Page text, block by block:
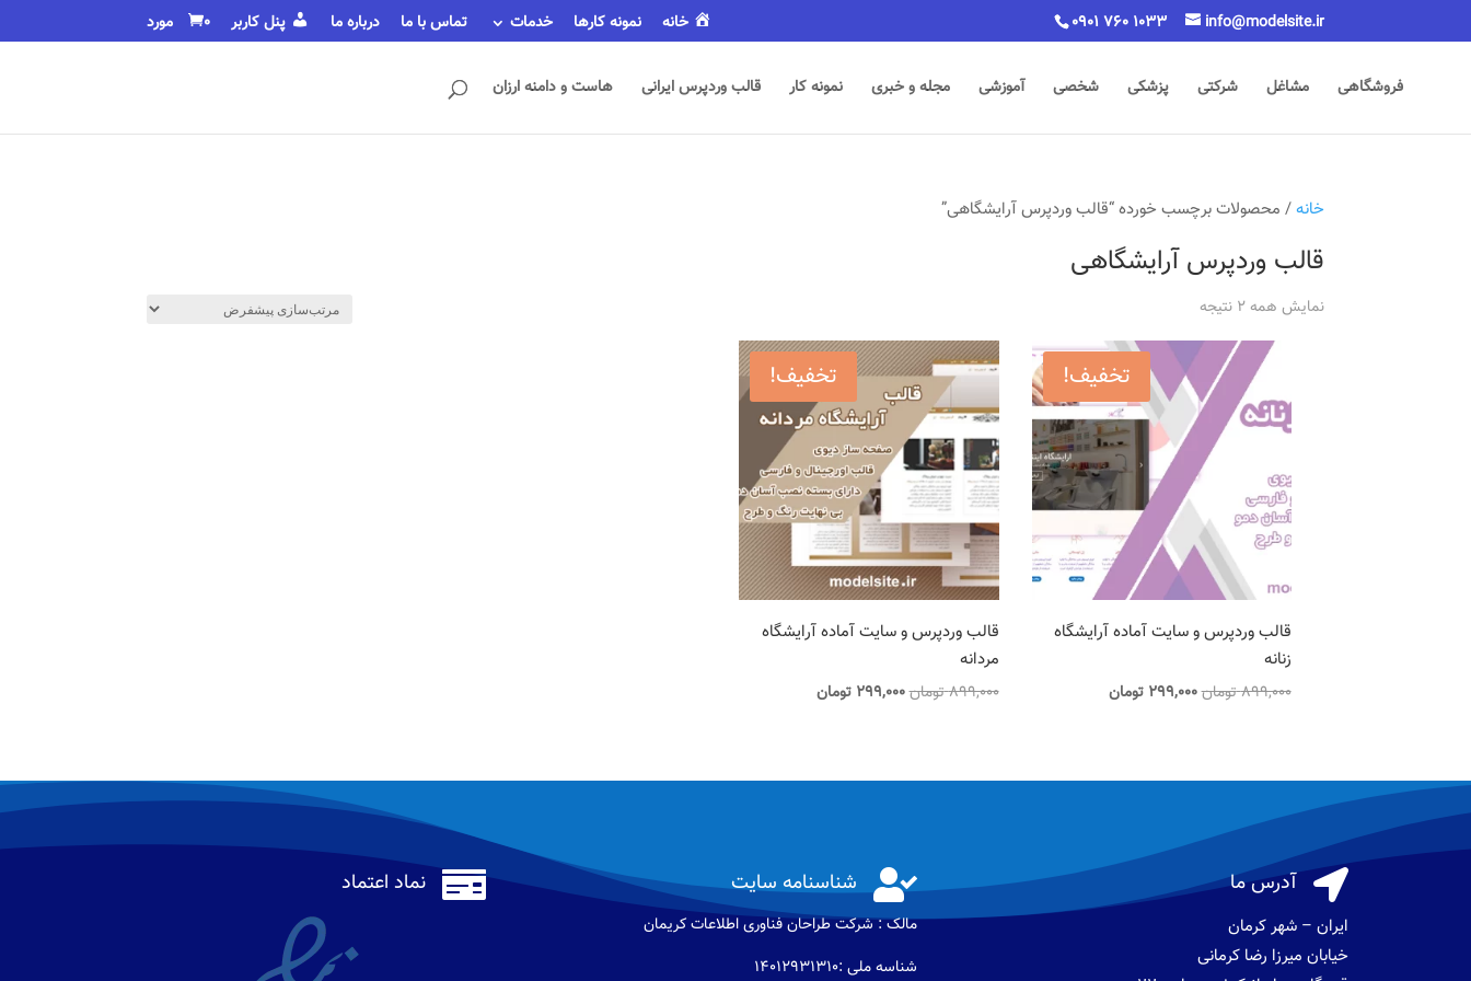
0901 760 1033 info@modelsite.ir خانه نمونه کارها خدمات تماس با ما درباره ما پنل کاربر 0 مورد
فروشگاهی مشاغل شرکتی پزشکی شخصی آموزشی مجله و خبری نمونه کار قالب وردپرس ایرانی هاست و دامنه ارزان
خانه/ محصولات برچسب خورده “قالب وردپرس آرایشگاهی”
قالب وردپرس آرایشگاهی
نمایش همه 2 نتیجه
تخفیف!
قالب وردپرس و سایت آماده آرایشگاه
زنانه
899,000تومانقیمت
299,000 تومانقیمت
تخفیف!
قالب وردپرس و سایت آماده آرایشگاه
مردانه
899,000تومانقیمت
299,000 تومانقیمت
 نماد اعتماد  شناسنامه سایت
مالک : شرکت طراحان فناوری اطلاعات كريمان
شناسه ملی :14012931310
 آدرس ما
ایران – شهر کرمان
خیابان میرزا رضا کرمانی